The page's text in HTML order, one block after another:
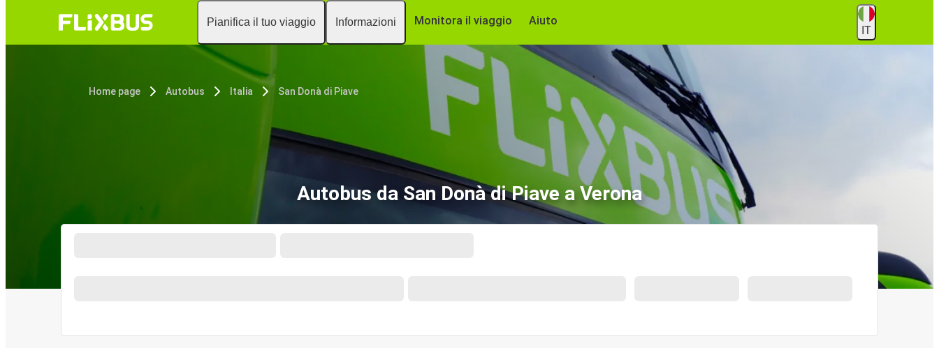
Pianifica il tuo viaggio Informazioni Monitora il viaggio Aiuto
IT
Home page Autobus Italia San Donà di Piave
Autobus da San Donà di Piave a Verona